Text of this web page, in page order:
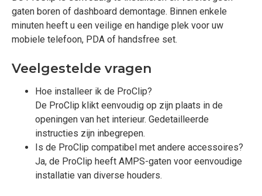
gaten boren of dashboard demontage. Binnen enkele
minuten heeft u een veilige en handige plek voor uw
mobiele telefoon, PDA of handsfree set.
Veelgestelde vragen
Hoe installeer ik de ProClip?
De ProClip klikt eenvoudig op zijn plaats in de
openingen van het interieur. Gedetailleerde
instructies zijn inbegrepen.
Is de ProClip compatibel met andere accessoires?
Ja, de ProClip heeft AMPS-gaten voor eenvoudige
installatie van diverse houders.